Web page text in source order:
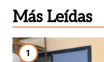
Más Leídas
1